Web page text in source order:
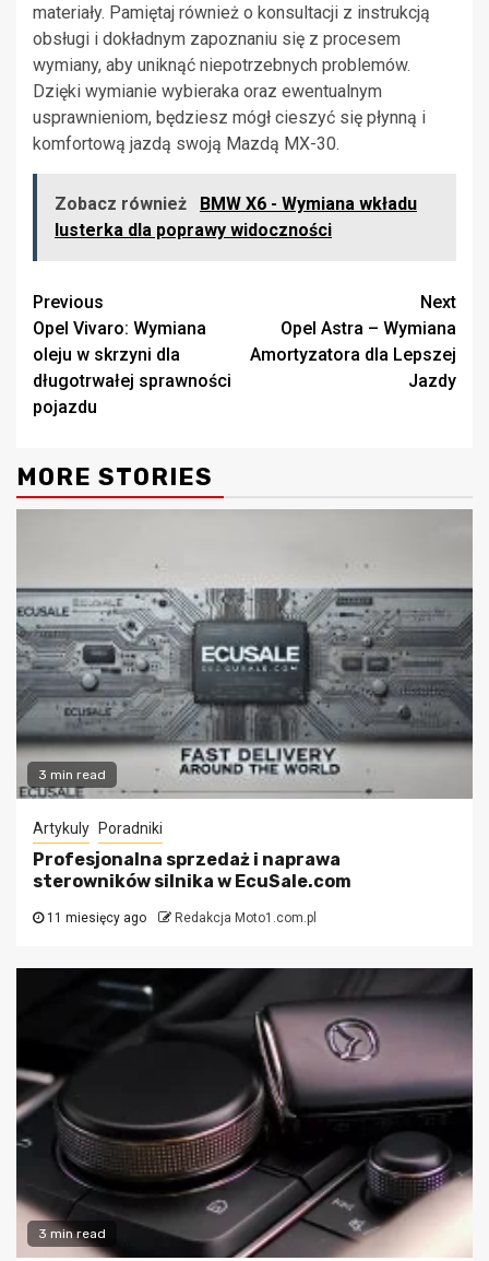
materiały. Pamiętaj również o konsultacji z instrukcją
obsługi i dokładnym zapoznaniu się z procesem
wymiany, aby uniknąć niepotrzebnych problemów.
Dzięki wymianie wybieraka oraz ewentualnym
usprawnieniom, będziesz mógł cieszyć się płynną i
komfortową jazdą swoją Mazdą MX-30.
Zobacz również
BMW X6 - Wymiana wkładu
lusterka dla poprawy widoczności
Continue
Reading
Previous
Opel Vivaro: Wymiana
oleju w skrzyni dla
długotrwałej sprawności
pojazdu
Next
Opel Astra – Wymiana
Amortyzatora dla Lepszej
Jazdy
MORE STORIES
3 min read
Artykuly Poradniki
Profesjonalna sprzedaż i naprawa
sterowników silnika w EcuSale.com
11 miesięcy ago Redakcja Moto1.com.pl
3 min read